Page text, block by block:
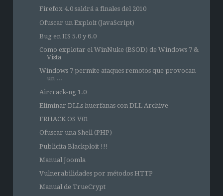
Firefox 4.0 saldrá a finales del 2010
Ofuscar un Exploit (JavaScript)
Bug en IIS 5.0 y 6.0
Como explotar el WinNuke (BSOD) de Windows 7 &
Vista
Windows 7 permite ataques remotos que provocan
un ...
Aircrack-ng 1.0
Eliminar DLLs huerfanas con DLL Archive
FRHACK OS V01
Ofuscar una Shell (PHP)
Publicita Blackploit !!!
Manual Joomla
Vulnerabilidades por métodos HTTP
Manual de TrueCrypt